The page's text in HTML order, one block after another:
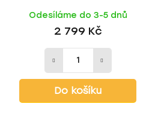
Odesíláme do 3-5 dnů
2 799 Kč
Do košíku